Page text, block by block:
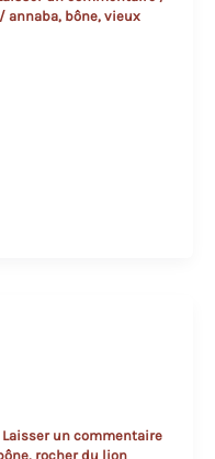
annaba, bône, vieux
Laisser un commentaire
, rocher du lion